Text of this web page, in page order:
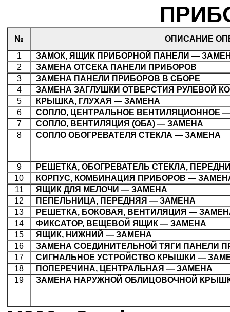
№
ОПИСАНИЕ
1
ЗАМОК, ЯЩИК ПРИБОРНОЙ ПАНЕЛИ —
2
ЗАМЕНА ОТСЕКА ПАНЕЛИ ПРИБОРОВ
3
ЗАМЕНА ПАНЕЛИ ПРИБОРОВ В СБОРЕ
4
ЗАМЕНА ЗАГЛУШКИ ОТВЕРСТИЯ РУЛЕВОЙ
5
КРЫШКА, ГЛУХАЯ — ЗАМЕНА
6
СОПЛО, ЦЕНТРАЛЬНОЕ ВЕНТИЛЯЦИОННОЕ
7
СОПЛО, ВЕНТИЛЯЦИЯ (ОБА) — ЗАМЕНА
8
СОПЛО ОБОГРЕВАТЕЛЯ СТЕКЛА — ЗАМЕНА
9
РЕШЕТКА, ОБОГРЕВАТЕЛЬ СТЕКЛА,
10
КОРПУС, КОМБИНАЦИЯ ПРИБОРОВ —
11
ЯЩИК ДЛЯ МЕЛОЧИ — ЗАМЕНА
12
ПЕПЕЛЬНИЦА, ПЕРЕДНЯЯ — ЗАМЕНА
13
РЕШЕТКА, БОКОВАЯ, ВЕНТИЛЯЦИЯ —
14
ФИКСАТОР, ВЕЩЕВОЙ ЯЩИК — ЗАМЕНА
15
ЯЩИК, НИЖНИЙ — ЗАМЕНА
16
ЗАМЕНА СОЕДИНИТЕЛЬНОЙ ТЯГИ ПАНЕЛИ
17
СИГНАЛЬНОЕ УСТРОЙСТВО КРЫШКИ —
18
ПОПЕРЕЧИНА, ЦЕНТРАЛЬНАЯ — ЗАМЕНА
19
ЗАМЕНА НАРУЖНОЙ ОБЛИЦОВОЧНОЙ